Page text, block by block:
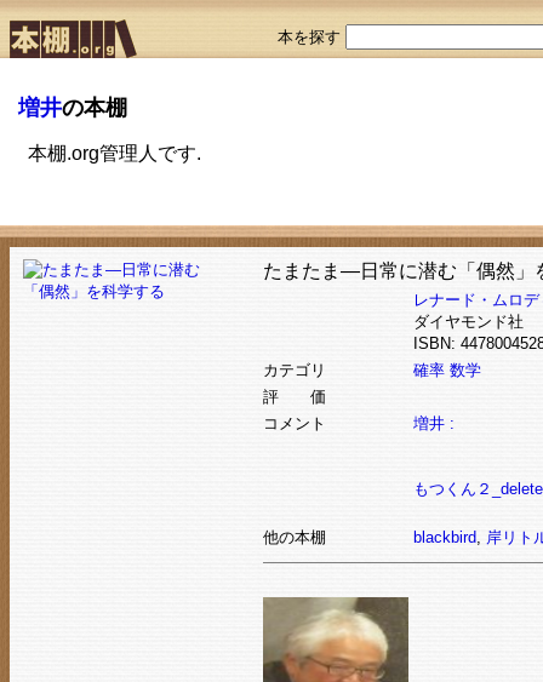
本を探す
増井の本棚
本棚.org管理人です.
たまたま―日常に潜む「偶然」
レナード・ムロ
ダイヤモンド社
ISBN:
カテゴリ
確率 数学
評 価
コメント
増井 :
もつくん２
他の本棚 blackbird, 岸リト